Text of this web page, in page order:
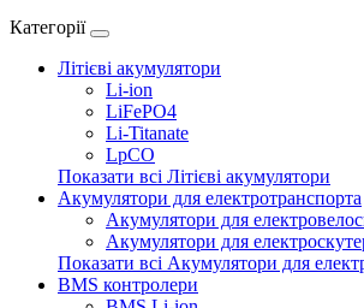
Категорії
Літієві акумулятори
Li-ion
LiFePO4
Li-Titanate
LpCO
Показати всі Літієві акумулятори
Акумулятори для електротранспорта
Акумулятори для
Акумулятори для
Показати всі Акумулятори для
BMS контролери